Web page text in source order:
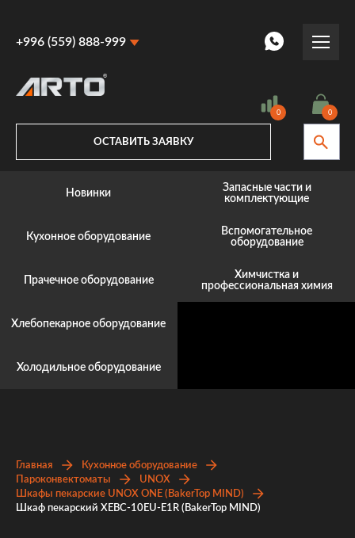
+996 (559) 888-999
+996 (559) 888-999
0 0
ОСТАВИТЬ ЗАЯВКУ
Новинки
Кухонное оборудование
Прачечное оборудование
Хлебопекарное оборудование
Холодильное оборудование
Запасные части и
комплектующие
Вспомогательное
оборудование
Химчистка и
профессиональная химия
Главная
Кухонное оборудование
Пароконвектоматы
UNOX
Шкафы пекарские UNOX ONE (BakerTop MIND)
Шкаф пекарский XEBC-10EU-E1R (BakerTop MIND)